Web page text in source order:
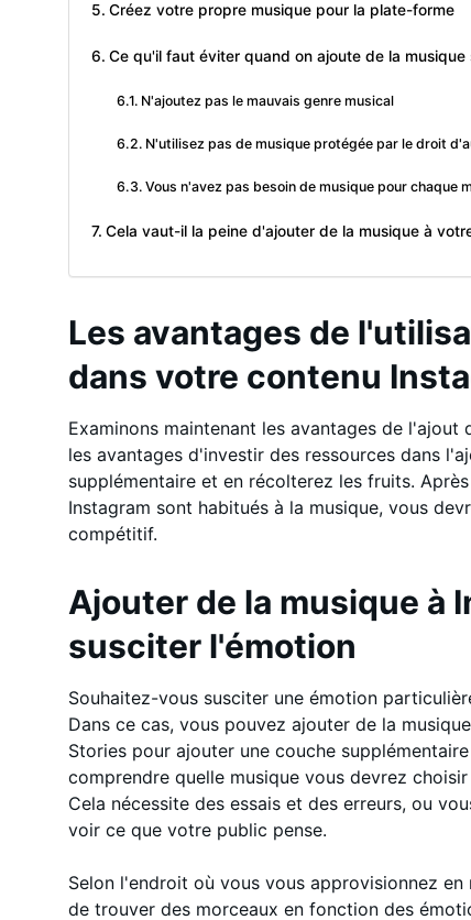
Créez votre propre musique pour la plate-forme
Ce qu'il faut éviter quand on ajoute de la musique
N'ajoutez pas le mauvais genre musical
N'utilisez pas de musique protégée par le droit
Vous n'avez pas besoin de musique pour chaque
Cela vaut-il la peine d'ajouter de la musique à
Les avantages de
dans votre contenu
Examinons maintenant les avantages de l'ajout
les avantages d'investir des ressources dans
supplémentaire et en récolterez les fruits.
Instagram sont habitués à la musique, vous
compétitif.
Ajouter de la musique à
susciter l'émotion
Souhaitez-vous susciter une émotion
Dans ce cas, vous pouvez ajouter de la
Stories pour ajouter une couche
comprendre quelle musique vous devrez
Cela nécessite des essais et des erreurs, ou
voir ce que votre public pense.
Selon l'endroit où vous vous approvisionnez
de trouver des morceaux en fonction des